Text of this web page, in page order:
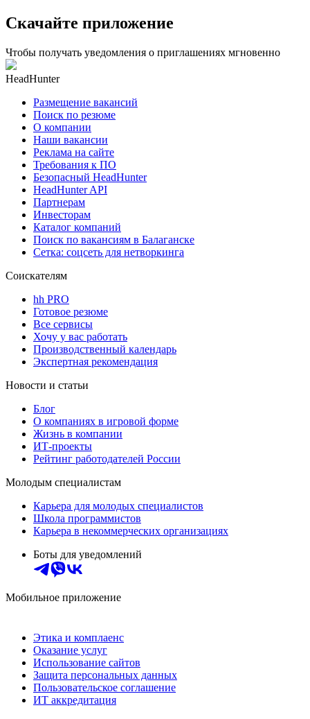
Скачайте приложение
Чтобы получать уведомления о приглашениях мгновенно
HeadHunter
Размещение вакансий
Поиск по резюме
О компании
Наши вакансии
Реклама на сайте
Требования к ПО
Безопасный HeadHunter
HeadHunter API
Партнерам
Инвесторам
Каталог компаний
Поиск по вакансиям в Балаганске
Сетка: соцсеть для нетворкинга
Соискателям
hh PRO
Готовое резюме
Все сервисы
Хочу у вас работать
Производственный календарь
Экспертная рекомендация
Новости и статьи
Блог
О компаниях в игровой форме
Жизнь в компании
ИТ-проекты
Рейтинг работодателей России
Молодым специалистам
Карьера для молодых специалистов
Школа программистов
Карьера в некоммерческих организациях
Боты для уведомлений
Мобильное приложение
Этика и комплаенс
Оказание услуг
Использование сайтов
Защита персональных данных
Пользовательское соглашение
ИТ аккредитация